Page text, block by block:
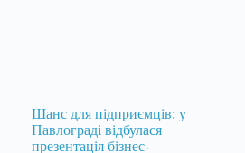
Шанс для підприємців: у
Павлограді відбулася
презентація бізнес-